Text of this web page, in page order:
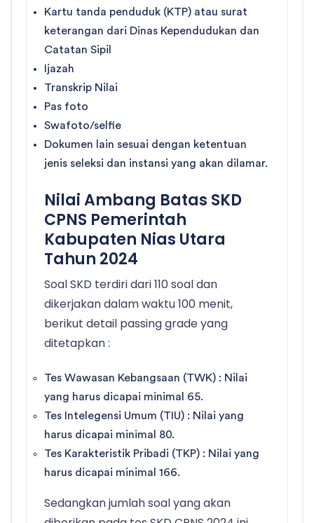
Kartu tanda penduduk (KTP) atau surat
keterangan dari Dinas Kependudukan dan
Catatan Sipil
Ijazah
Transkrip Nilai
Pas foto
Swafoto/selfie
Dokumen lain sesuai dengan ketentuan
jenis seleksi dan instansi yang akan dilamar.
Nilai Ambang Batas SKD
CPNS Pemerintah
Kabupaten Nias Utara
Tahun 2024
Soal SKD terdiri dari 110 soal dan
dikerjakan dalam waktu 100 menit,
berikut detail passing grade yang
ditetapkan :
Tes Wawasan Kebangsaan (TWK) : Nilai
yang harus dicapai minimal 65.
Tes Intelegensi Umum (TIU) : Nilai yang
harus dicapai minimal 80.
Tes Karakteristik Pribadi (TKP) : Nilai yang
harus dicapai minimal 166.
Sedangkan jumlah soal yang akan